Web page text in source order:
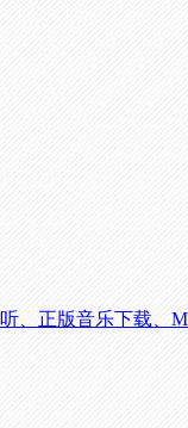
、正版音乐下载